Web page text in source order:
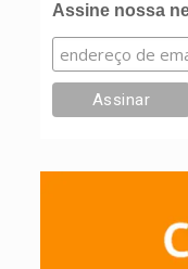
Assine nossa